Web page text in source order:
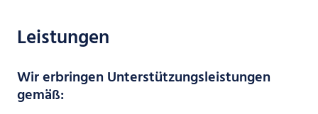
Leistungen
Wir erbringen Unterstützungsleistungen
gemäß: